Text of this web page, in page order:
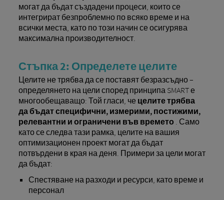
могат да бъдат създадени процеси, които се
интегрират безпроблемно по всяко време и на
всички места, като по този начин се осигурява
максимална производителност.
Стъпка 2: Определете целите
Целите не трябва да се поставят безразсъдно –
определянето на цели според принципа SMART е
многообещаващо: Той гласи, че целите трябва
да бъдат специфични, измерими, постижими,
релевантни и ограничени във времето . Само
като се следва тази рамка, целите на вашия
оптимизационен проект могат да бъдат
потвърдени в края на деня. Примери за цели могат
да бъдат:
Спестяване на разходи и ресурси, като време и
персонал